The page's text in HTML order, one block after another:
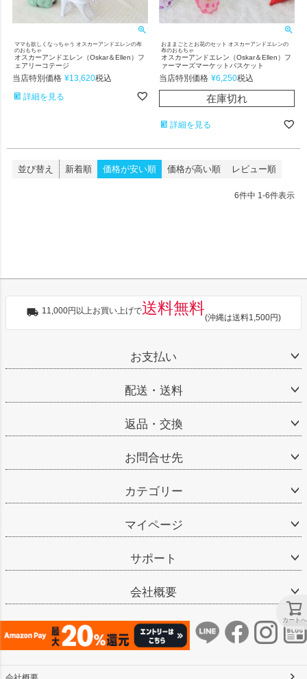
ママも欲しくなっちゃう オスカーアンドエレンの布
のおもちゃ
オスカーアンドエレン（Oskar＆Ellen）フ
ェアリーコテージ
当店特別価格 ¥13,620税込
詳細を見る
おままごととお花のセット オスカーアンドエレンの
布のおもちゃ
オスカーアンドエレン（Oskar＆Ellen）フ
ァーマーズマーケットバスケット
当店特別価格 ¥6,250税込
在庫切れ
詳細を見る
並び替え 新着順 価格が安い順 価格が高い順 レビュー順
6件中 1 -6件表示
カートへ
11,000円以上お買い上げで送料無料
(沖縄は送料1,500円)
お支払い
配送・送料
返品・交換
お問合せ先
カテゴリー
マイページ
サポート
会社概要